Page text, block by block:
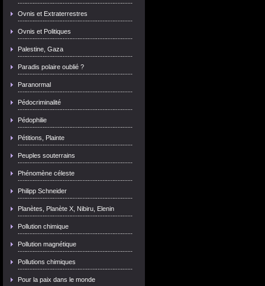
Ovnis et Extraterrestres
Ovnis et Politiques
Palestine, Gaza
Paradis polaire oublié ?
Paranormal
Pédocriminalité
Pédophilie
Pétitions, Plainte
Peuples souterrains
Phénomène céleste
Philipp Schneider
Planètes, Planète X, Nibiru, Elenin
Pollution chimique
Pollution magnétique
Pollutions chimiques
Pour la paix dans le monde